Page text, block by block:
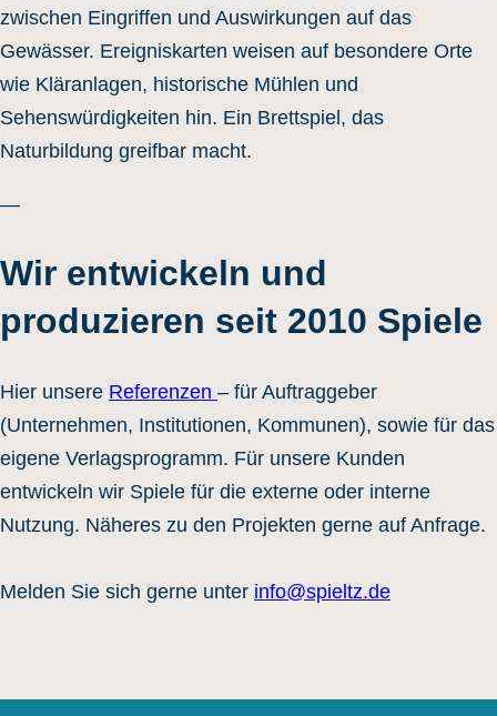
zwischen Eingriffen und Auswirkungen auf das
Gewässer. Ereigniskarten weisen auf besondere Orte
wie Kläranlagen, historische Mühlen und
Sehenswürdigkeiten hin. Ein Brettspiel, das
Naturbildung greifbar macht.
—
Wir entwickeln und
produzieren seit 2010 Spiele
Hier unsere Referenzen – für Auftraggeber
(Unternehmen, Institutionen, Kommunen), sowie für das
eigene Verlagsprogramm. Für unsere Kunden
entwickeln wir Spiele für die externe oder interne
Nutzung. Näheres zu den Projekten gerne auf Anfrage.
Melden Sie sich gerne unter info@spieltz.de